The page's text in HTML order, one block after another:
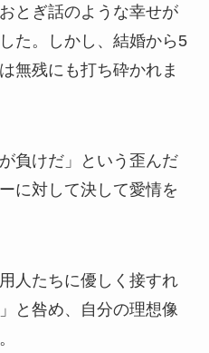
とぎ話のような幸せが
た。しかし、結婚から5
無残にも打ち砕かれま
負けだ」という歪んだ
に対して決して愛情を
人たちに優しく接すれ
と咎め、自分の理想像